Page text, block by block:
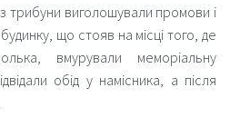
трибуни виголошували промови і
що стояв на місці того, де
вмурували меморіальну
обід у намісника, а після